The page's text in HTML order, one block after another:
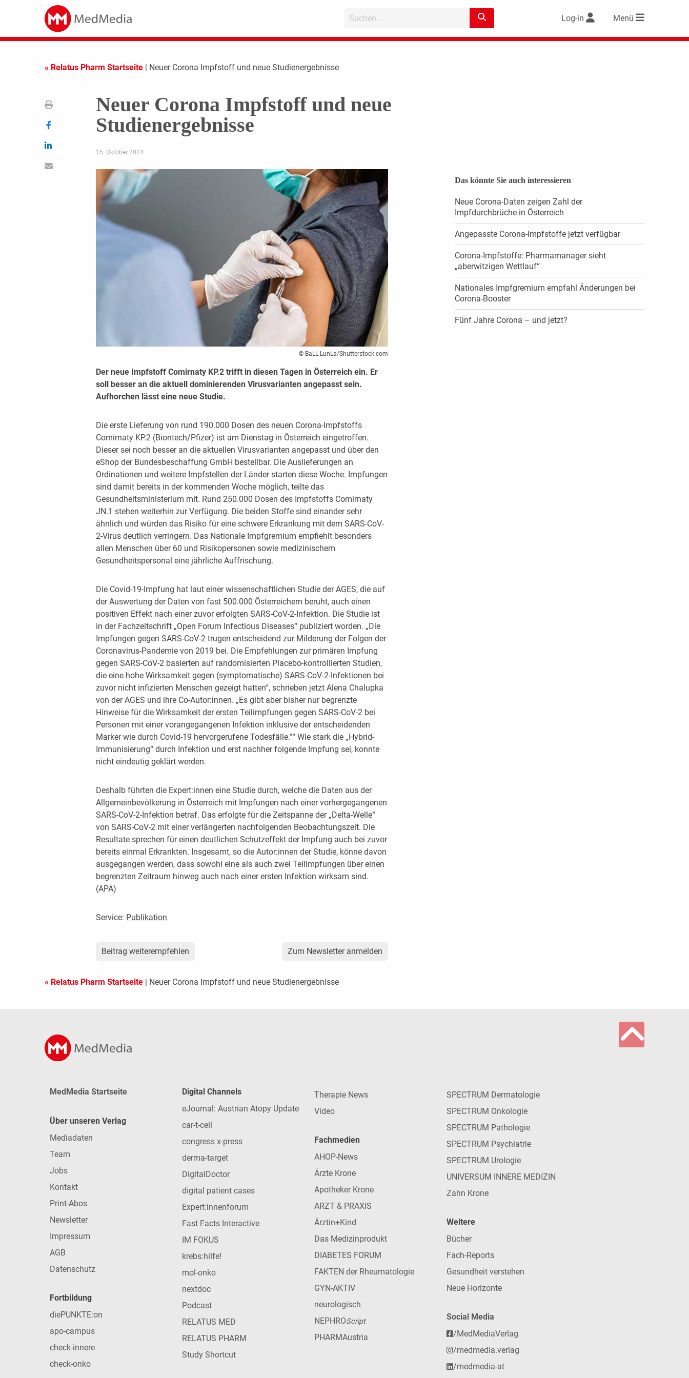
Log-in Menü
« Relatus Pharm Startseite | Neuer Corona Impfstoff und neue Studienergebnisse
Neuer Corona Impfstoff und neue
Studienergebnisse
15. Oktober 2024
© BaLL LunLa/Shutterstock.com
Der neue Impfstoff Comirnaty KP.2 trifft in diesen Tagen in Österreich ein. Er
soll besser an die aktuell dominierenden Virusvarianten angepasst sein.
Aufhorchen lässt eine neue Studie.
Die erste Lieferung von rund 190.000 Dosen des neuen Corona-Impfstoffs
Comirnaty KP.2 (Biontech/Pfizer) ist am Dienstag in Österreich eingetroffen.
Dieser sei noch besser an die aktuellen Virusvarianten angepasst und über den
eShop der Bundesbeschaffung GmbH bestellbar. Die Auslieferungen an
Ordinationen und weitere Impfstellen der Länder starten diese Woche. Impfungen
sind damit bereits in der kommenden Woche möglich, teilte das
Gesundheitsministerium mit. Rund 250.000 Dosen des Impfstoffs Comirnaty
JN.1 stehen weiterhin zur Verfügung. Die beiden Stoffe sind einander sehr
ähnlich und würden das Risiko für eine schwere Erkrankung mit dem SARS-CoV-
2-Virus deutlich verringern. Das Nationale Impfgremium empfiehlt besonders
allen Menschen über 60 und Risikopersonen sowie medizinischem
Gesundheitspersonal eine jährliche Auffrischung.
Die Covid-19-Impfung hat laut einer wissenschaftlichen Studie der AGES, die auf
der Auswertung der Daten von fast 500.000 Österreichern beruht, auch einen
positiven Effekt nach einer zuvor erfolgten SARS-CoV-2-Infektion. Die Studie ist
in der Fachzeitschrift „Open Forum Infectious Diseases“ publiziert worden. „Die
Impfungen gegen SARS-CoV-2 trugen entscheidend zur Milderung der Folgen der
Coronavirus-Pandemie von 2019 bei. Die Empfehlungen zur primären Impfung
gegen SARS-CoV-2 basierten auf randomisierten Placebo-kontrollierten Studien,
die eine hohe Wirksamkeit gegen (symptomatische) SARS-CoV-2-Infektionen bei
zuvor nicht infizierten Menschen gezeigt hatten“, schrieben jetzt Alena Chalupka
von der AGES und ihre Co-Autor:innen. „Es gibt aber bisher nur begrenzte
Hinweise für die Wirksamkeit der ersten Teilimpfungen gegen SARS-CoV-2 bei
Personen mit einer vorangegangenen Infektion inklusive der entscheidenden
Marker wie durch Covid-19 hervorgerufene Todesfälle.”“ Wie stark die „Hybrid-
Immunisierung“ durch Infektion und erst nachher folgende Impfung sei, konnte
nicht eindeutig geklärt werden.
Deshalb führten die Expert:innen eine Studie durch, welche die Daten aus der
Allgemeinbevölkerung in Österreich mit Impfungen nach einer vorhergegangenen
SARS-CoV-2-Infektion betraf. Das erfolgte für die Zeitspanne der „Delta-Welle“
von SARS-CoV-2 mit einer verlängerten nachfolgenden Beobachtungszeit. Die
Resultate sprechen für einen deutlichen Schutzeffekt der Impfung auch bei zuvor
bereits einmal Erkrankten. Insgesamt, so die Autor:innen der Studie, könne davon
ausgegangen werden, dass sowohl eine als auch zwei Teilimpfungen über einen
begrenzten Zeitraum hinweg auch nach einer ersten Infektion wirksam sind.
(APA)
Service: Publikation
Beitrag weiterempfehlen Zum Newsletter anmelden
Das könnte Sie auch interessieren
Neue Corona-Daten zeigen Zahl der
Impfdurchbrüche in Österreich
Angepasste Corona-Impfstoffe jetzt verfügbar
Corona-Impfstoffe: Pharmamanager sieht
„aberwitzigen Wettlauf“
Nationales Impfgremium empfahl Änderungen bei
Corona-Booster
Fünf Jahre Corona – und jetzt?
« Relatus Pharm Startseite | Neuer Corona Impfstoff und neue Studienergebnisse
MedMedia Startseite
Über unseren Verlag
Mediadaten
Team
Jobs
Kontakt
Print-Abos
Newsletter
Impressum
AGB
Datenschutz
Fortbildung
diePUNKTE:on
apo-campus
check-innere
check-onko
Digital Channels
eJournal: Austrian Atopy Update
car-t-cell
congress x-press
derma-target
DigitalDoctor
digital patient cases
Expert:innenforum
Fast Facts Interactive
IM FOKUS
krebs:hilfe!
mol-onko
nextdoc
Podcast
RELATUS MED
RELATUS PHARM
Study Shortcut
Therapie News
Video
Fachmedien
AHOP-News
Ärzte Krone
Apotheker Krone
ARZT & PRAXIS
Ärztin+Kind
Das Medizinprodukt
DIABETES FORUM
FAKTEN der Rheumatologie
GYN-AKTIV
neurologisch
NEPHROScript
PHARMAustria
SPECTRUM Dermatologie
SPECTRUM Onkologie
SPECTRUM Pathologie
SPECTRUM Psychiatrie
SPECTRUM Urologie
UNIVERSUM INNERE MEDIZIN
Zahn Krone
Weitere
Bücher
Fach-Reports
Gesundheit verstehen
Neue Horizonte
Social Media
/MedMediaVerlag
/medmedia.verlag
/medmedia-at